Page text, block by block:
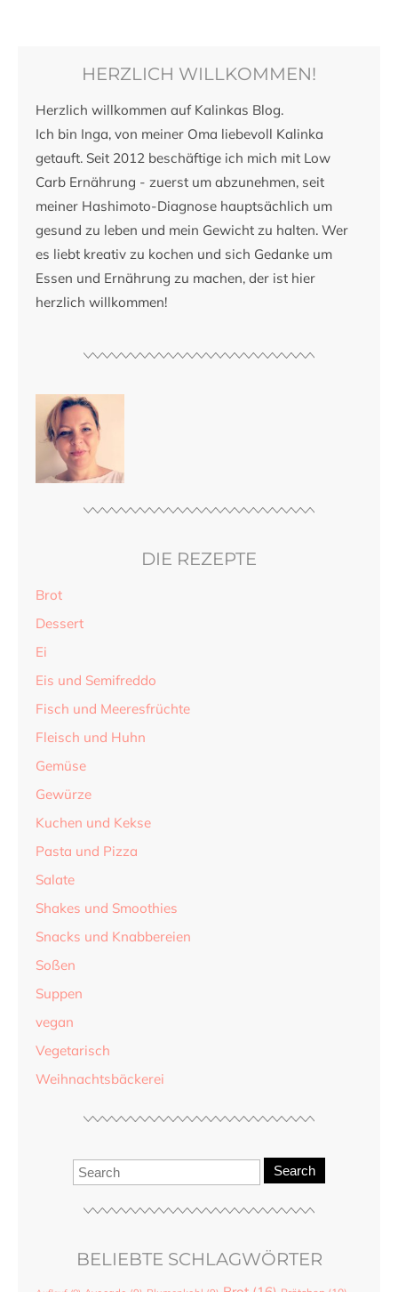
HERZLICH WILLKOMMEN!
Herzlich willkommen auf Kalinkas Blog.
Ich bin Inga, von meiner Oma liebevoll Kalinka
getauft. Seit 2012 beschäftige ich mich mit Low
Carb Ernährung - zuerst um abzunehmen, seit
meiner Hashimoto-Diagnose hauptsächlich um
gesund zu leben und mein Gewicht zu halten. Wer
es liebt kreativ zu kochen und sich Gedanke um
Essen und Ernährung zu machen, der ist hier
herzlich willkommen!
DIE REZEPTE
Brot
Dessert
Ei
Eis und Semifreddo
Fisch und Meeresfrüchte
Fleisch und Huhn
Gemüse
Gewürze
Kuchen und Kekse
Pasta und Pizza
Salate
Shakes und Smoothies
Snacks und Knabbereien
Soßen
Suppen
vegan
Vegetarisch
Weihnachtsbäckerei
Search
BELIEBTE SCHLAGWÖRTER